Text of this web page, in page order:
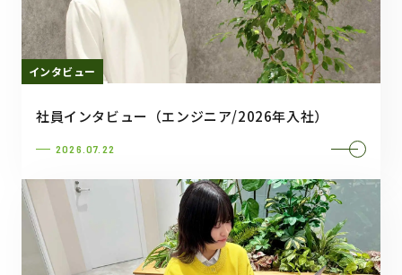
インタビュー
社員インタビュー（エンジニア/2026年入社）
2026.07.22